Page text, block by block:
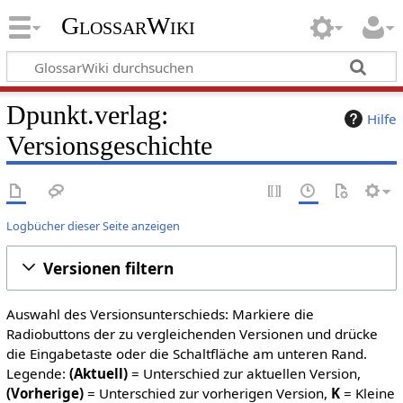
GlossarWiki
Hilfe
Dpunkt.verlag:
Versionsgeschichte
Logbücher dieser Seite anzeigen
Versionen filtern
Auswahl des Versionsunterschieds: Markiere die
Radiobuttons der zu vergleichenden Versionen und drücke
die Eingabetaste oder die Schaltfläche am unteren Rand.
Legende: (Aktuell)= Unterschied zur aktuellen Version,
(Vorherige)= Unterschied zur vorherigen Version, K= Kleine